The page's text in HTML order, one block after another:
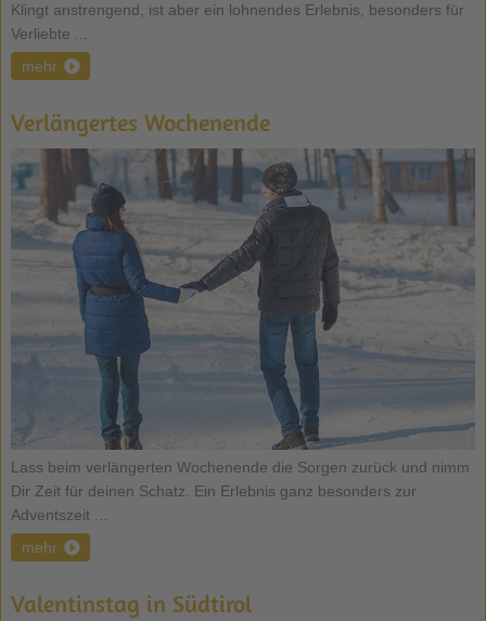
Klingt anstrengend, ist aber ein lohnendes Erlebnis, besonders für
Verliebte ...
mehr
Verlängertes Wochenende
Lass beim verlängerten Wochenende die Sorgen zurück und nimm
Dir Zeit für deinen Schatz. Ein Erlebnis ganz besonders zur
Adventszeit ...
mehr
Valentinstag in Südtirol